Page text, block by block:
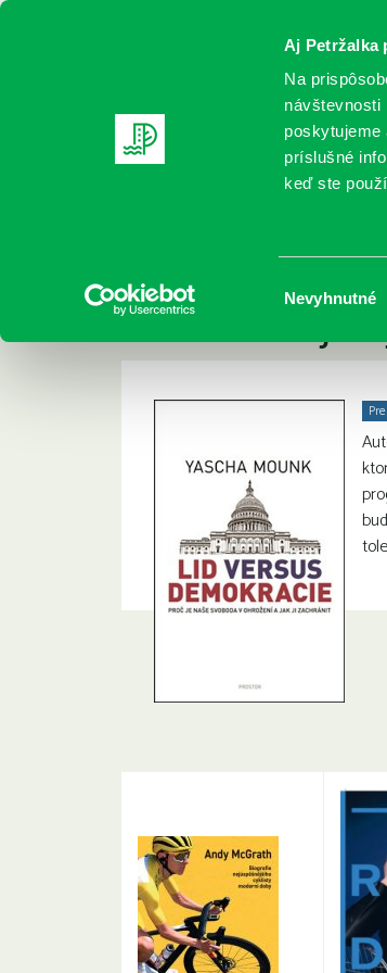
Aj Petržalka
Na
návštevnosti
poskytujeme
príslušné
keď ste
súhlasu
Nevyhnutné
REGISTRUJTE SA
Mounk,
ohrožení a jak